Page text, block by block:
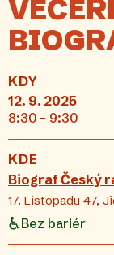
KDY
12. 9. 2025
8:30 - 9:30
KDE
Biograf Český
17. Listopadu 47,
Bez bariér